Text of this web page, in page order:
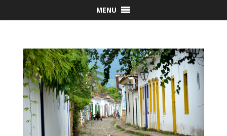
MENU